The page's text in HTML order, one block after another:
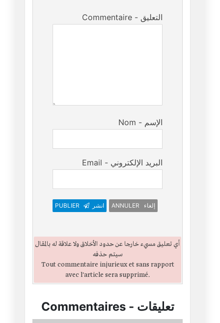
Commentaire - التعليق
Nom - الإسم
Email - البريد الإلكتروني
PUBLIER انشر ANNULER إلغاء
أي تعليق مسيء خارجا عن حدود الأخلاق ولا علاقة له بالمقال
سيتم حذفه
Tout commentaire injurieux et sans rapport
avec l'article sera supprimé.
Commentaires- تعليقات